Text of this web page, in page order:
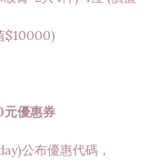
$10000)
優惠券
公布優惠代碼，